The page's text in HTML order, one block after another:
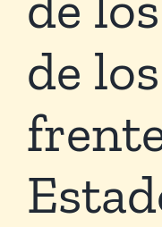
Buscar
de